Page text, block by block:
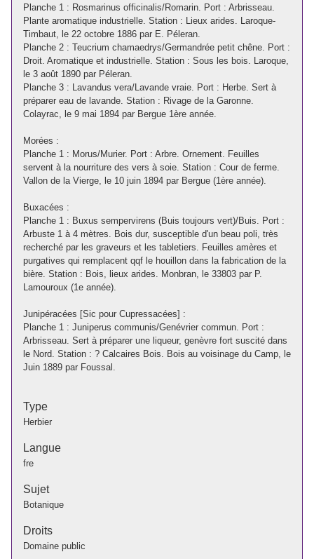
Planche 1 : Rosmarinus officinalis/Romarin. Port : Arbrisseau.
Plante aromatique industrielle. Station : Lieux arides. Laroque-
Timbaut, le 22 octobre 1886 par E. Péleran.
Planche 2 : Teucrium chamaedrys/Germandrée petit chêne. Port :
Droit. Aromatique et industrielle. Station : Sous les bois. Laroque,
le 3 août 1890 par Péleran.
Planche 3 : Lavandus vera/Lavande vraie. Port : Herbe. Sert à
préparer eau de lavande. Station : Rivage de la Garonne.
Colayrac, le 9 mai 1894 par Bergue 1ère année.
Morées :
Planche 1 : Morus/Murier. Port : Arbre. Ornement. Feuilles
servent à la nourriture des vers à soie. Station : Cour de ferme.
Vallon de la Vierge, le 10 juin 1894 par Bergue (1ère année).
Buxacées :
Planche 1 : Buxus sempervirens (Buis toujours vert)/Buis. Port :
Arbuste 1 à 4 mètres. Bois dur, susceptible d'un beau poli, très
recherché par les graveurs et les tabletiers. Feuilles amères et
purgatives qui remplacent qqf le houillon dans la fabrication de la
bière. Station : Bois, lieux arides. Monbran, le 33803 par P.
Lamouroux (1e année).
Junipéracées [Sic pour Cupressacées] :
Planche 1 : Juniperus communis/Genévrier commun. Port :
Arbrisseau. Sert à préparer une liqueur, genèvre fort suscité dans
le Nord. Station : ? Calcaires Bois. Bois au voisinage du Camp, le
Juin 1889 par Foussal.
Type
Herbier
Langue
fre
Sujet
Botanique
Droits
Domaine public